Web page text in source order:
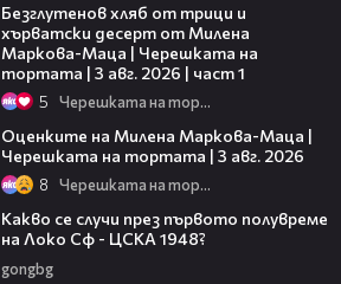
Безглутенов хляб от трици и
хърватски десерт от Милена
Маркова-Маца | Черешката на
тортата | 3 авг. 2026 | част 1
5 Черешката на тортата
Оценките на Милена Маркова-Маца |
Черешката на тортата | 3 авг. 2026
8 Черешката на тортата
Какво се случи през първото полувреме
на Локо Сф - ЦСКА 1948?
gongbg